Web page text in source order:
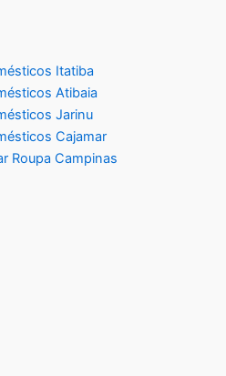
Itatiba
Atibaia
Jarinu
Cajamar
Roupa Campinas